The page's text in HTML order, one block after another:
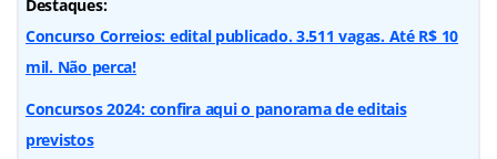
Destaques:
Concurso Correios: edital publicado. 3.511 vagas. Até R$ 10
mil. Não perca!
Concursos 2024: confira aqui o panorama de editais
previstos